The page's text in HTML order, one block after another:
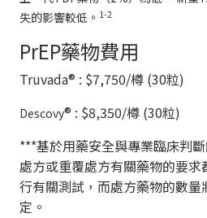
失的影響較低。 1-2
PrEP藥物費用
Truvada® : $7,750/樽 (30粒)
Descovy® : $8,350/樽 (30粒)
***基於用藥安全與專業臨床判
處方或重覆處方有關藥物的要
行有關測試，而處方藥物的數
定。